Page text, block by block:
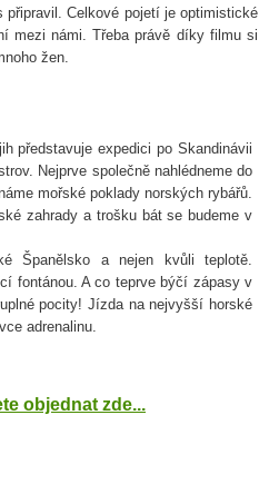
Celkové pojetí je optimistické
mezi námi. Třeba právě díky filmu si
žen.
představuje expedici po Skandinávii
Nejprve společně nahlédneme do
mořské poklady norských rybářů.
zahrady a trošku bát se budeme v
Španělsko a nejen kvůli teplotě.
fontánou. A co teprve býčí zápasy v
pocity! Jízda na nejvyšší horské
adrenalinu.
objednat zde...